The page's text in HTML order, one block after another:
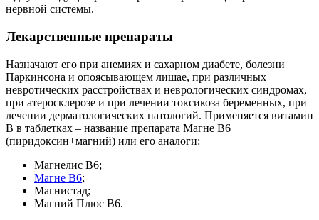
нервной системы.
Лекарственные препараты
Назначают его при анемиях и сахарном диабете, болезни
Паркинсона и опоясывающем лишае, при различных
невротических расстройствах и неврологических синдромах,
при атеросклерозе и при лечении токсикоза беременных, при
лечении дерматологических патологий. Применяется витамин
В в таблетках – название препарата Магне В6
(пиридоксин+магний) или его аналоги:
Магнелис В6;
Магне B6;
Магнистад;
Магний Плюс В6.